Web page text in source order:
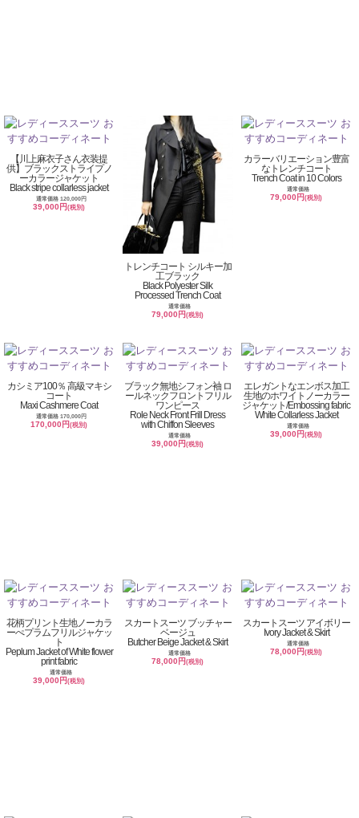
【川上麻衣子さん衣装提
供】ブラックストライプノ
ーカラージャケット
Black stripe collarless jacket
通常価格 120,000円
39,000円(税別)
トレンチコート シルキー加
工ブラック
Black Polyester Silk
Processed Trench Coat
通常価格
79,000円(税別)
カラーバリエーション豊富
なトレンチコート
Trench Coat in 10 Colors
通常価格
79,000円(税別)
カシミア100％ 高級マキシ
コート
Maxi Cashmere Coat
通常価格 170,000円
170,000円(税別)
ブラック無地シフォン袖 ロ
ールネックフロントフリル
ワンピース
Role Neck Front Frill Dress
with Chiffon Sleeves
通常価格
39,000円(税別)
エレガントなエンボス加工
生地のホワイトノーカラー
ジャケット/Embossing fabric
White Collarless Jacket
通常価格
39,000円(税別)
花柄プリント生地ノーカラ
ーぺプラムフリルジャケッ
ト
Peplum Jacket of White flower
print fabric
通常価格
39,000円(税別)
スカートスーツ ブッチャー
ベージュ
Butcher Beige Jacket & Skirt
通常価格
78,000円(税別)
スカートスーツ アイボリー
Ivory Jacket & Skirt
通常価格
78,000円(税別)